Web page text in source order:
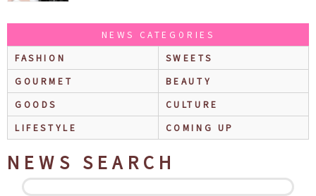
NEWS CATEGORIES
FASHION
SWEETS
GOURMET
BEAUTY
GOODS
CULTURE
LIFESTYLE
COMING UP
NEWS SEARCH